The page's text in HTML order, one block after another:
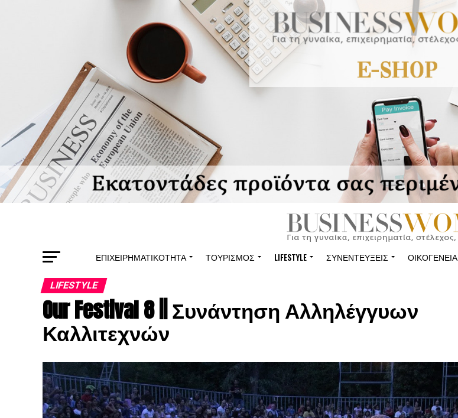
ΕΠΙΧΕΙΡΗΜΑΤΙΚΌΤΗΤΑ ΤΟΥΡΙΣΜΌΣ LIFESTYLE ΣΥΝΕΝΤΕΎΞΕΙΣ ΟΙΚΟΓΈΝΕΙΑ
LIFESTYLE
Our Festival 8 || Συνάντηση Αλληλέγγυων
Καλλιτεχνών